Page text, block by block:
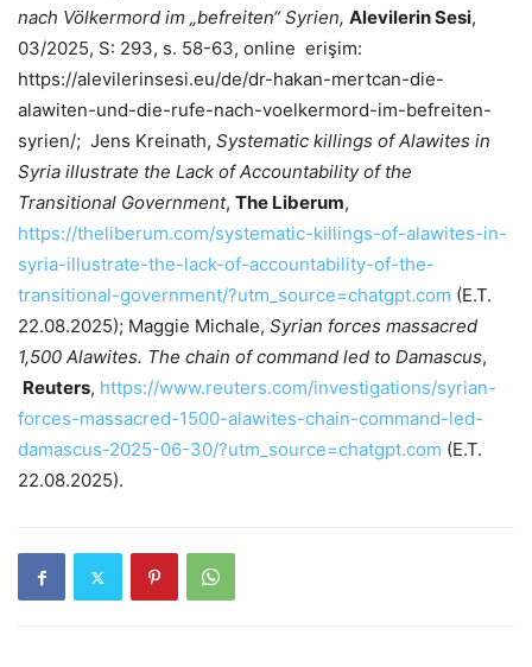
nach Völkermord im „befreiten“ Syrien, Alevilerin Sesi,
03/2025, S: 293, s. 58-63, online erişim:
https://alevilerinsesi.eu/de/dr-hakan-mertcan-die-
alawiten-und-die-rufe-nach-voelkermord-im-befreiten-
syrien/; Jens Kreinath, Systematic killings of Alawites in
Syria illustrate the Lack of Accountability of the
Transitional Government, The Liberum,
https://theliberum.com/systematic-killings-of-alawites-in-
syria-illustrate-the-lack-of-accountability-of-the-
transitional-government/?utm_source=chatgpt.com (E.T.
22.08.2025); Maggie Michale, Syrian forces massacred
1,500 Alawites. The chain of command led to Damascus,
Reuters, https://www.reuters.com/investigations/syrian-
forces-massacred-1500-alawites-chain-command-led-
damascus-2025-06-30/?utm_source=chatgpt.com (E.T.
22.08.2025).